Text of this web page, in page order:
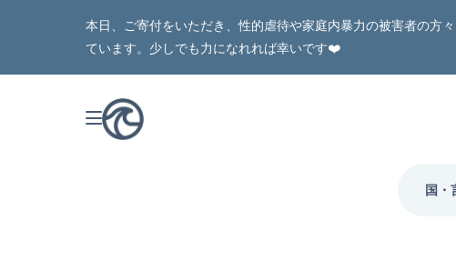
本日、ご寄付をいただき、性的虐待や家庭内暴力の被害者の方
ています。少しでも力になれれば幸いです❤️
国・